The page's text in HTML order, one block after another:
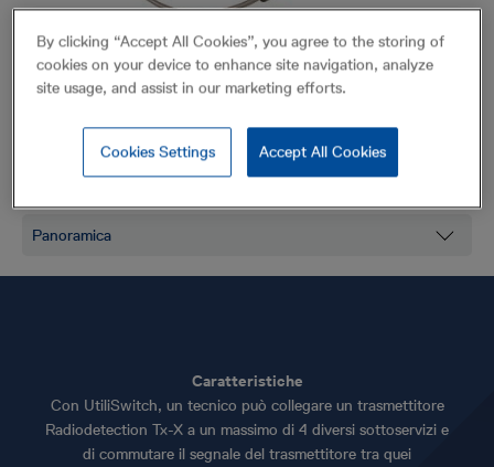
UtiliSwitch
Prodotti fuori produzione
consente all'utente di ridurre il tempo trascorso in ogni posizione e
Caratteristiche
Con UtiliSwitch, un tecnico può collegare un trasmettitore
Radiodetection Tx-X a un massimo di 4 diversi sottoservizi e
di commutare il segnale del trasmettitore tra quei
By clicking “Accept All Cookies”, you agree to the storing of
cookies on your device to enhance site navigation, analyze
site usage, and assist in our marketing efforts.
Accept All Cookies
Cookies Settings